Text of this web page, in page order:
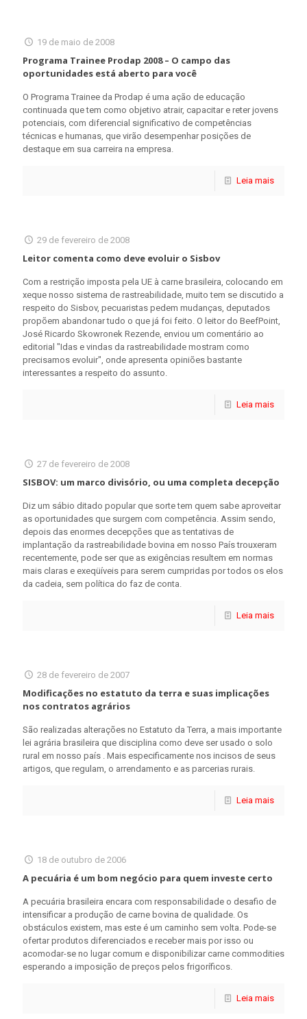
19 de maio de 2008
Programa Trainee Prodap 2008 – O campo das
oportunidades está aberto para você
O Programa Trainee da Prodap é uma ação de educação
continuada que tem como objetivo atrair, capacitar e reter jovens
potenciais, com diferencial significativo de competências
técnicas e humanas, que virão desempenhar posições de
destaque em sua carreira na empresa.
Leia mais
29 de fevereiro de 2008
Leitor comenta como deve evoluir o Sisbov
Com a restrição imposta pela UE à carne brasileira, colocando em
xeque nosso sistema de rastreabilidade, muito tem se discutido a
respeito do Sisbov, pecuaristas pedem mudanças, deputados
propõem abandonar tudo o que já foi feito. O leitor do BeefPoint,
José Ricardo Skowronek Rezende, enviou um comentário ao
editorial "Idas e vindas da rastreabilidade mostram como
precisamos evoluir", onde apresenta opiniões bastante
interessantes a respeito do assunto.
Leia mais
27 de fevereiro de 2008
SISBOV: um marco divisório, ou uma completa decepção
Diz um sábio ditado popular que sorte tem quem sabe aproveitar
as oportunidades que surgem com competência. Assim sendo,
depois das enormes decepções que as tentativas de
implantação da rastreabilidade bovina em nosso País trouxeram
recentemente, pode ser que as exigências resultem em normas
mais claras e exeqüíveis para serem cumpridas por todos os elos
da cadeia, sem política do faz de conta.
Leia mais
28 de fevereiro de 2007
Modificações no estatuto da terra e suas implicações
nos contratos agrários
São realizadas alterações no Estatuto da Terra, a mais importante
lei agrária brasileira que disciplina como deve ser usado o solo
rural em nosso país . Mais especificamente nos incisos de seus
artigos, que regulam, o arrendamento e as parcerias rurais.
Leia mais
18 de outubro de 2006
A pecuária é um bom negócio para quem investe certo
A pecuária brasileira encara com responsabilidade o desafio de
intensificar a produção de carne bovina de qualidade. Os
obstáculos existem, mas este é um caminho sem volta. Pode-se
ofertar produtos diferenciados e receber mais por isso ou
acomodar-se no lugar comum e disponibilizar carne commodities
esperando a imposição de preços pelos frigoríficos.
Leia mais